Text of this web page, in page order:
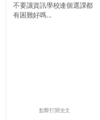
不要讓資訊學校連個選課都
有困難好嗎...
點擊打開全文